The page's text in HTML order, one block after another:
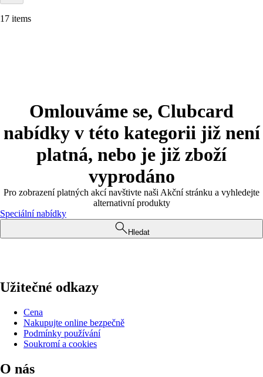
17 items
Omlouváme se, Clubcard
nabídky v této kategorii již není
platná, nebo je již zboží
vyprodáno
Pro zobrazení platných akcí navštivte naši Akční stránku a vyhledejte
alternativní produkty
Speciální nabídky
Hledat
Užitečné odkazy
Cena
Nakupujte online bezpečně
Podmínky používání
Soukromí a cookies
O nás